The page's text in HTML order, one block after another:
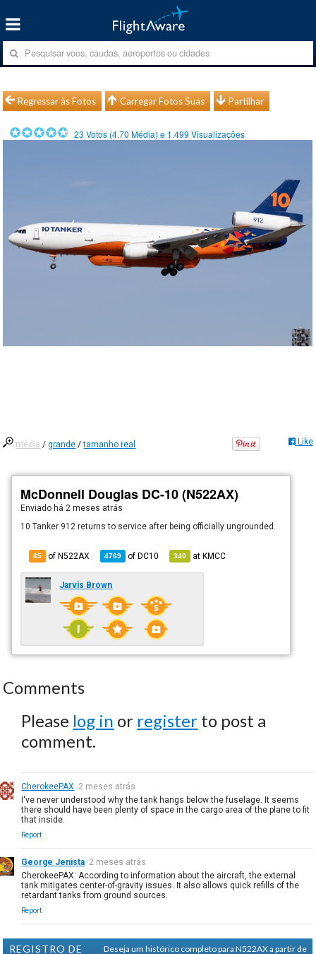
Regressar às Fotos Carregar Fotos Suas Partilhar
23 Votos (4.70 Média) e 1.499 Visualizações
média /grande /tamanho real Like
McDonnell Douglas DC-10 (N522AX)
Enviado há 2 meses atrás
10 Tanker 912 returns to service after being officially ungrounded.
65 of N522AX 4769 ofDC10 340 atKMCC
Jarvis Brown
Comments
Please log in or register to post a
comment.
CherokeePAX 2 meses atrás
I've never understood why the tank hangs below the fuselage. It seems
there should have been plenty of space in the cargo area of the plane to fit
that inside.
Report
George Jenista 2 meses atrás
CherokeePAX: According to information about the aircraft, the external
tank mitigates center-of-gravity issues. It also allows quick refills of the
retardant tanks from ground sources.
Report
REGISTRO DE
Deseja um histórico completo para N522AX a partir de